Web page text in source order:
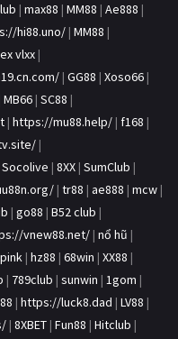
| max88 | MM88 | Ae888 |
hi88.uno/ | MM88 |
vlxx |
| GG88 | Xoso66 |
MB66 | SC88 |
| https://mu88.help/ | f168 |
|
Socolive | 8XX | SumClub |
| tr88 | ae888 | mcw |
| go88 | B52 club |
vnew88.net/ | nổ hũ |
| hz88 | 68win | XX88 |
| 789club | sunwin | 1gom |
| https://luck8.dad | LV88 |
| 8XBET | Fun88 | Hitclub |